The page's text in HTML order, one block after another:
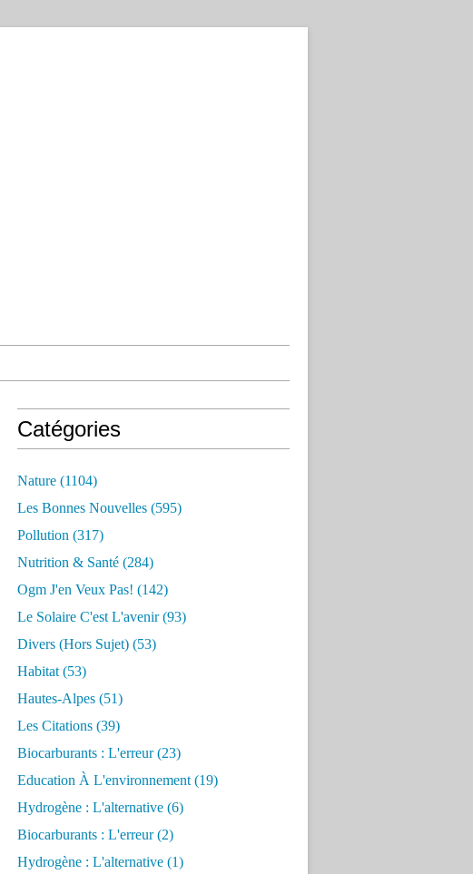
Catégories
Nature (1104)
Les Bonnes Nouvelles (595)
Pollution (317)
Nutrition & Santé (284)
Ogm J'en Veux Pas! (142)
Le Solaire C'est L'avenir(93)
Divers (hors Sujet) (53)
Habitat (53)
Hautes-Alpes (51)
Les Citations (39)
Biocarburants : L'erreur(23)
Education À L'environnement (19)
Hydrogène : L'alternative (6)
Biocarburants : L'erreur(2)
Hydrogène : L'alternative (1)